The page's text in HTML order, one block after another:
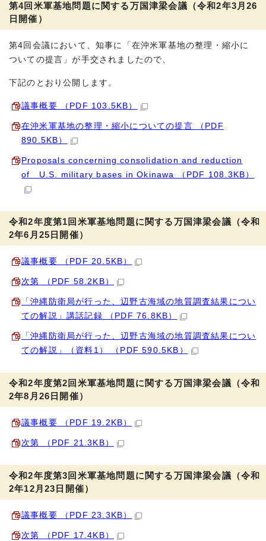
第4回米軍基地問題に関する万国津梁会議（令和2年3月26
日開催）
第4回会議において、知事に「在沖米軍基地の整理・縮小に
ついての提言」が手交されましたので、
下記のとおり公開します。
議事概要 （PDF 103.5KB）
在沖米軍基地の整理・縮小についての提言 （PDF
890.5KB）
Proposals concerning consolidation and reduction
of U.S. military bases in Okinawa （PDF 108.3KB）
令和2年度第1回米軍基地問題に関する万国津梁会議（令和
2年6月25日開催）
議事概要 （PDF 20.5KB）
次第 （PDF 58.2KB）
「沖縄防衛局が行った、辺野古海域の地質調査結果につい
ての解説」講話記録 （PDF 76.8KB）
「沖縄防衛局が行った、辺野古海域の地質調査結果につい
ての解説」（資料1） （PDF 590.5KB）
令和2年度第2回米軍基地問題に関する万国津梁会議（令和
2年8月26日開催）
議事概要 （PDF 19.2KB）
次第 （PDF 21.3KB）
令和2年度第3回米軍基地問題に関する万国津梁会議（令和
2年12月23日開催）
議事概要 （PDF 23.3KB）
次第 （PDF 17.4KB）